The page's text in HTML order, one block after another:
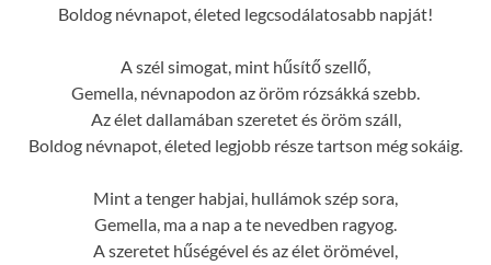
Boldog névnapot, életed legcsodálatosabb napját!
A szél simogat, mint hűsítő szellő,
Gemella, névnapodon az öröm rózsákká szebb.
Az élet dallamában szeretet és öröm száll,
Boldog névnapot, életed legjobb része tartson még sokáig.
Mint a tenger habjai, hullámok szép sora,
Gemella, ma a nap a te nevedben ragyog.
A szeretet hűségével és az élet örömével,